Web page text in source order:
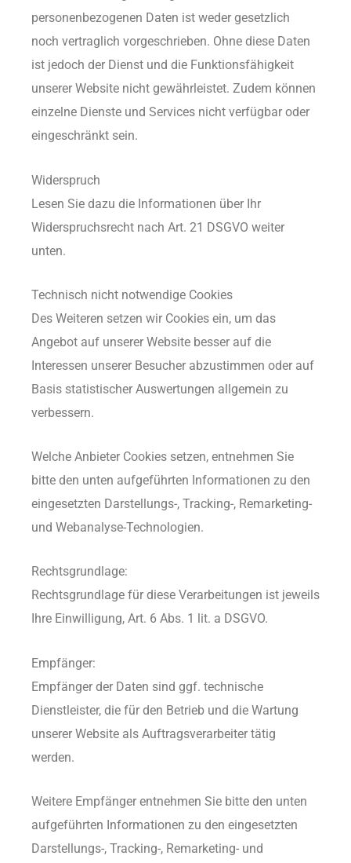
personenbezogenen Daten ist weder gesetzlich
noch vertraglich vorgeschrieben. Ohne diese Daten
ist jedoch der Dienst und die Funktionsfähigkeit
unserer Website nicht gewährleistet. Zudem können
einzelne Dienste und Services nicht verfügbar oder
eingeschränkt sein.
Widerspruch
Lesen Sie dazu die Informationen über Ihr
Widerspruchsrecht nach Art. 21 DSGVO weiter
unten.
Technisch nicht notwendige Cookies
Des Weiteren setzen wir Cookies ein, um das
Angebot auf unserer Website besser auf die
Interessen unserer Besucher abzustimmen oder auf
Basis statistischer Auswertungen allgemein zu
verbessern.
Welche Anbieter Cookies setzen, entnehmen Sie
bitte den unten aufgeführten Informationen zu den
eingesetzten Darstellungs-, Tracking-, Remarketing-
und Webanalyse-Technologien.
Rechtsgrundlage:
Rechtsgrundlage für diese Verarbeitungen ist jeweils
Ihre Einwilligung, Art. 6 Abs. 1 lit. a DSGVO.
Empfänger:
Empfänger der Daten sind ggf. technische
Dienstleister, die für den Betrieb und die Wartung
unserer Website als Auftragsverarbeiter tätig
werden.
Weitere Empfänger entnehmen Sie bitte den unten
aufgeführten Informationen zu den eingesetzten
Darstellungs-, Tracking-, Remarketing- und